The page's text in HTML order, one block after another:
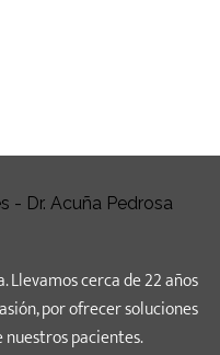
Llevamos cerca de 22 años
por ofrecer soluciones
pacientes.